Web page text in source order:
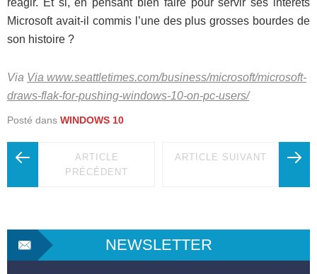
réagir. Et si, en pensant bien faire pour servir ses intérêts
Microsoft avait-il commis l’une des plus grosses bourdes de
son histoire ?
Via Via www.seattletimes.com/business/microsoft/microsoft-
draws-flak-for-pushing-windows-10-on-pc-users/
Posté dans WINDOWS 10
ARTICLE
PRÉCÉDENT
ARTICLE SUIVANT
NEWSLETTER